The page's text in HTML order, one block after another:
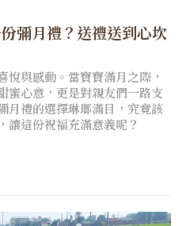
彌月禮？送禮送到心坎
悅與感動。當寶寶滿月之際，
蜜心意，更是對親友們一路支
月禮的選擇琳瑯滿目，究竟該
讓這份祝福充滿意義呢？